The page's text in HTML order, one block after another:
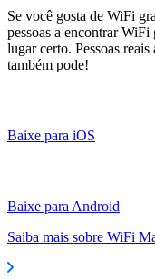
Se você gosta de WiFi
pessoas a encontrar
lugar certo. Pessoas
também pode!
Baixe para iOS
Baixe para Android
Saiba mais sobre WiFi